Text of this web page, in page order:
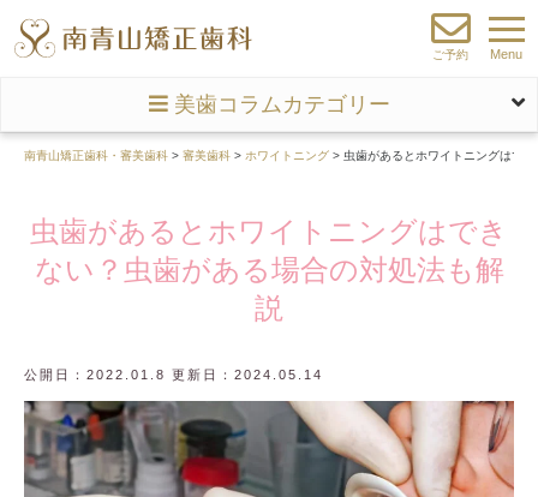
ご予約 Menu
美歯コラムカテゴリー
南青山矯正歯科・審美歯科 > 審美歯科 > ホワイトニング > 虫歯があるとホワイトニングはで
虫歯があるとホワイトニングはでき
ない？虫歯がある場合の対処法も解
説
公開日：2022.01.8 更新日：2024.05.14